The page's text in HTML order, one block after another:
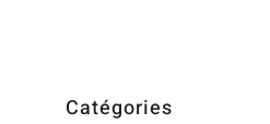
Catégories